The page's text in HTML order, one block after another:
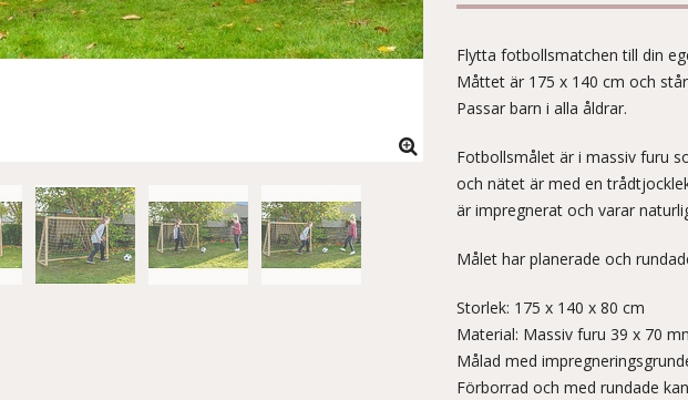
Flytta fotbollsmatchen till din
Måttet är 175 x 140 cm och
Passar barn i alla åldrar.
Fotbollsmålet är i massiv furu
och nätet är med en
är impregnerat och varar
Målet har planerade och
Storlek: 175 x 140 x 80 cm
Material: Massiv furu 39 x 70
Målad med
Förborrad och med rundade